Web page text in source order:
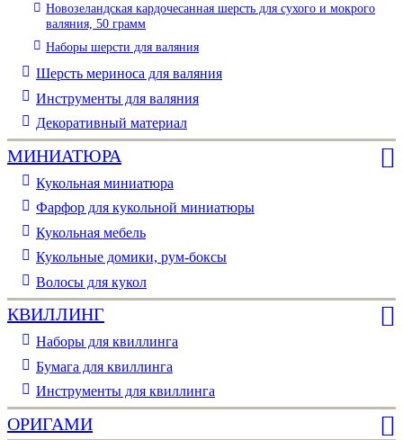
Новозеландская кардочесанная шерсть для сухого и мокрого
валяния, 50 грамм
Наборы шерсти для валяния
Шерсть мериноса для валяния
Инструменты для валяния
Декоративный материал
МИНИАТЮРА
Кукольная миниатюра
Фарфор для кукольной миниатюры
Кукольная мебель
Кукольные домики, рум-боксы
Волосы для кукол
КВИЛЛИНГ
Наборы для квиллинга
Бумага для квиллинга
Инструменты для квиллинга
ОРИГАМИ